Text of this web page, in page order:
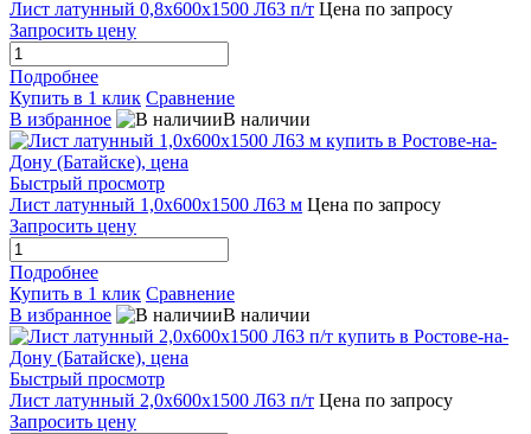
Лист латунный 0,8х600х1500 Л63 п/т Цена по запросу
Запросить цену
Подробнее
Купить в 1 клик Сравнение
В избранное
В наличии
Быстрый просмотр
Лист латунный 1,0х600х1500 Л63 м Цена по запросу
Запросить цену
Подробнее
Купить в 1 клик Сравнение
В избранное
В наличии
Быстрый просмотр
Лист латунный 2,0х600х1500 Л63 п/т Цена по запросу
Запросить цену